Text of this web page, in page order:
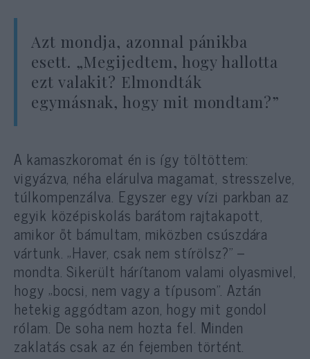
Azt mondja, azonnal pánikba
esett. „Megijedtem, hogy hallotta
ezt valakit? Elmondták
egymásnak, hogy mit mondtam?”
A kamaszkoromat én is így töltöttem:
vigyázva, néha elárulva magamat, stresszelve,
túlkompenzálva. Egyszer egy vízi parkban az
egyik középiskolás barátom rajtakapott,
amikor őt bámultam, miközben csúszdára
vártunk. „Haver, csak nem stírölsz?” –
mondta. Sikerült hárítanom valami olyasmivel,
hogy „bocsi, nem vagy a típusom”. Aztán
hetekig aggódtam azon, hogy mit gondol
rólam. De soha nem hozta fel. Minden
zaklatás csak az én fejemben történt.